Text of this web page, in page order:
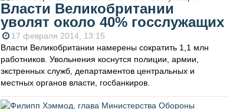
Власти Великобритании
уволят около 40% госслужащих
17 февраля 2014, 13:15
Власти Великобритании намерены сократить 1,1 млн
работников. Увольнения коснутся полиции, армии,
экстренных служб, департаментов центральных и
местных органов власти, госбанкиров.